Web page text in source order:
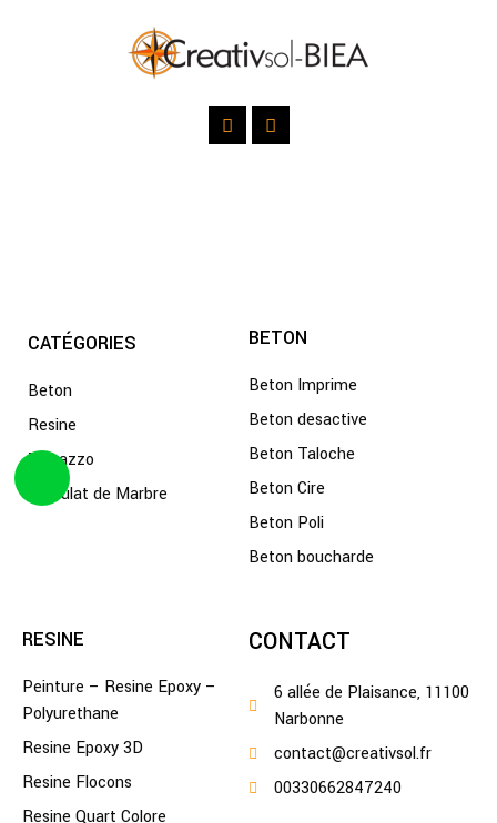
CATÉGORIES
Beton
Resine
Terrazzo
Granulat de Marbre
BETON
Beton Imprime
Beton desactive
Beton Taloche
Beton Cire
Beton Poli
Beton boucharde
RESINE
Peinture – Resine Epoxy –
Polyurethane
Resine Epoxy 3D
Resine Flocons
Resine Quart Colore
CONTACT
6 allée de Plaisance, 11100
Narbonne
contact@creativsol.fr
00330662847240